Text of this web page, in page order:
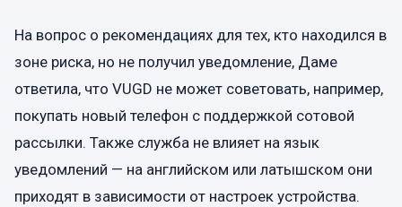
На вопрос о рекомендациях для тех, кто находился в
зоне риска, но не получил уведомление, Даме
ответила, что VUGD не может советовать, например,
покупать новый телефон с поддержкой сотовой
рассылки. Также служба не влияет на язык
уведомлений — на английском или латышском они
приходят в зависимости от настроек устройства.